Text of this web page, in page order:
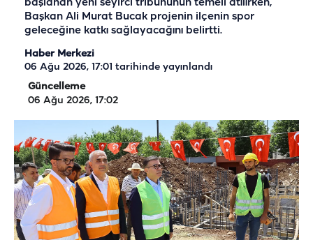
başlanan yeni seyirci tribününün temeli atılırken,
Başkan Ali Murat Bucak projenin ilçenin spor
geleceğine katkı sağlayacağını belirtti.
Haber Merkezi
06 Ağu 2026, 17:01 tarihinde yayınlandı
Güncelleme
06 Ağu 2026, 17:02